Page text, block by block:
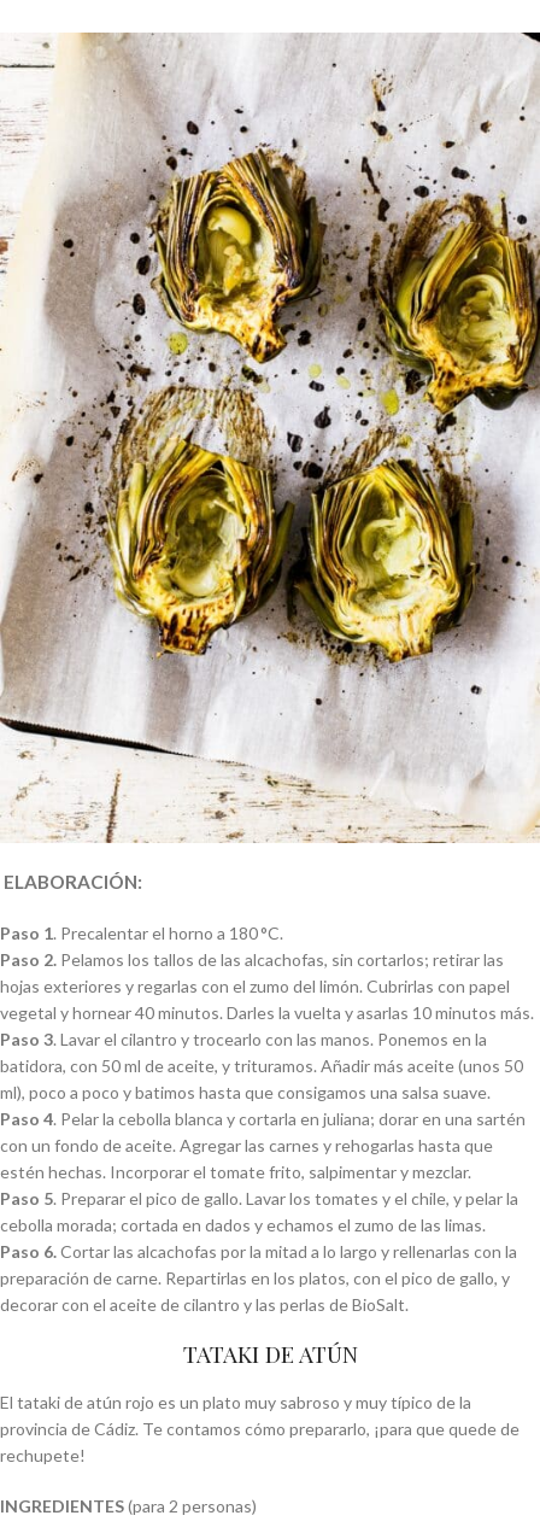
ELABORACIÓN:
Paso 1. Precalentar el horno a 180 °C.
Paso 2. Pelamos los tallos de las alcachofas, sin cortarlos; retirar las
hojas exteriores y regarlas con el zumo del limón. Cubrirlas con papel
vegetal y hornear 40 minutos. Darles la vuelta y asarlas 10 minutos más.
Paso 3. Lavar el cilantro y trocearlo con las manos. Ponemos en la
batidora, con 50 ml de aceite, y trituramos. Añadir más aceite (unos 50
ml), poco a poco y batimos hasta que consigamos una salsa suave.
Paso 4. Pelar la cebolla blanca y cortarla en juliana; dorar en una sartén
con un fondo de aceite. Agregar las carnes y rehogarlas hasta que
estén hechas. Incorporar el tomate frito, salpimentar y mezclar.
Paso 5. Preparar el pico de gallo. Lavar los tomates y el chile, y pelar la
cebolla morada; cortada en dados y echamos el zumo de las limas.
Paso 6.Cortar las alcachofas por la mitad a lo largo y rellenarlas con la
preparación de carne. Repartirlas en los platos, con el pico de gallo, y
decorar con el aceite de cilantro y las perlas de BioSalt.
TATAKI DE ATÚN
El tataki de atún rojo es un plato muy sabroso y muy típico de la
provincia de Cádiz. Te contamos cómo prepararlo, ¡para que quede de
rechupete!
INGREDIENTES(para 2 personas)